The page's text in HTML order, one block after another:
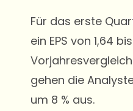
Für das erste
ein EPS von 1,64
gehen die
um 8 % aus.